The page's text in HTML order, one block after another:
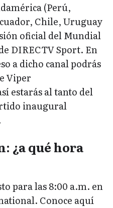
(Perú,
Chile, Uruguay
oficial del Mundial
DIRECTV Sport. En
a dicho canal podrás
Viper
estarás al tanto del
inaugural
¿a qué hora
para las 8:00 a.m. en
Conoce aquí